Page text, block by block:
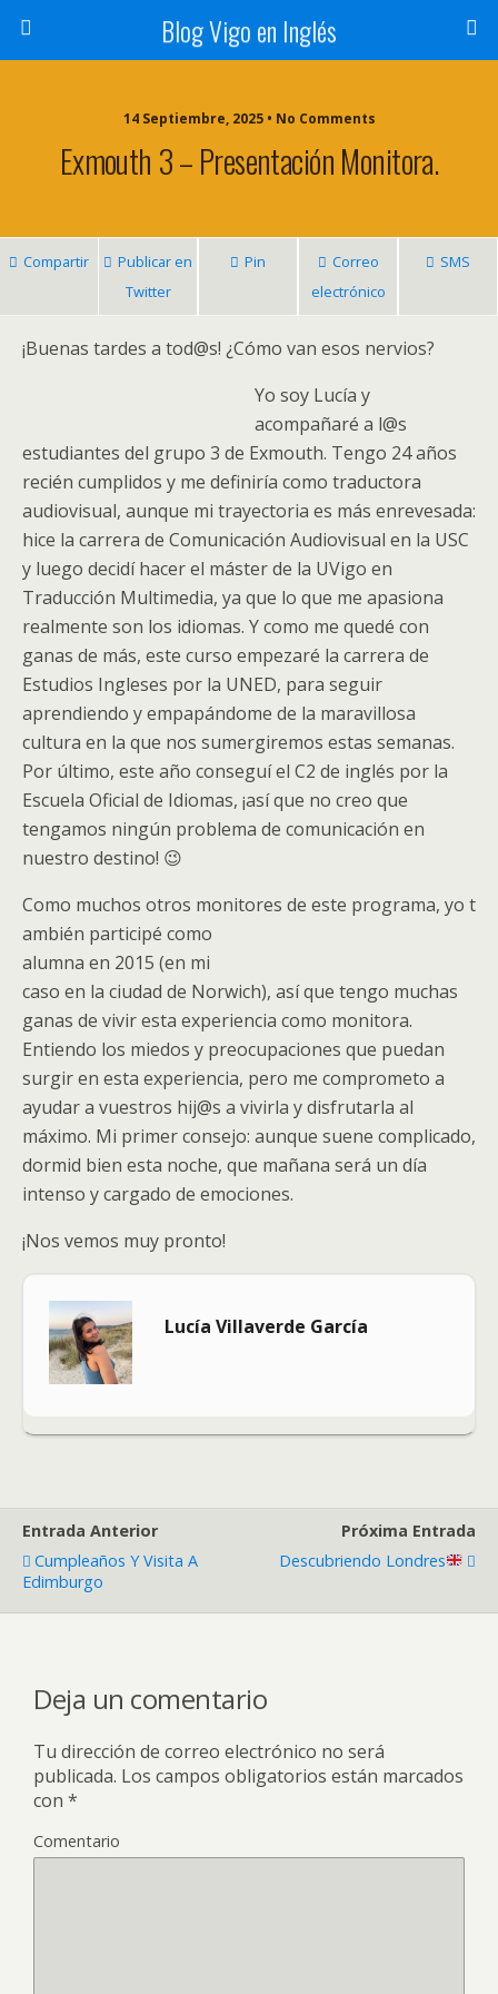
Blog Vigo en Inglés
14 Septiembre, 2025 • No Comments
Exmouth 3 – Presentación Monitora.
Compartir
Publicar en
Twitter
Pin
Correo
electrónico
SMS
¡Buenas tardes a tod@s! ¿Cómo van esos nervios?
Yo soy Lucía y
acompañaré a l@s
estudiantes del grupo 3 de Exmouth. Tengo 24 años
recién cumplidos y me definiría como traductora
audiovisual, aunque mi trayectoria es más enrevesada:
hice la carrera de Comunicación Audiovisual en la USC
y luego decidí hacer el máster de la UVigo en
Traducción Multimedia, ya que lo que me apasiona
realmente son los idiomas. Y como me quedé con
ganas de más, este curso empezaré la carrera de
Estudios Ingleses por la UNED, para seguir
aprendiendo y empapándome de la maravillosa
cultura en la que nos sumergiremos estas semanas.
Por último, este año conseguí el C2 de inglés por la
Escuela Oficial de Idiomas, ¡así que no creo que
tengamos ningún problema de comunicación en
nuestro destino! 😉
Como muchos otros monitores de este programa, yo t
ambién participé como
alumna en 2015 (en mi
caso en la ciudad de Norwich), así que tengo muchas
ganas de vivir esta experiencia como monitora.
Entiendo los miedos y preocupaciones que puedan
surgir en esta experiencia, pero me comprometo a
ayudar a vuestros hij@s a vivirla y disfrutarla al
máximo. Mi primer consejo: aunque suene complicado,
dormid bien esta noche, que mañana será un día
intenso y cargado de emociones.
¡Nos vemos muy pronto!
Lucía Villaverde García
Entrada Anterior
Cumpleaños Y Visita A
Edimburgo
Próxima Entrada
Descubriendo Londres
Deja un comentario
Tu dirección de correo electrónico no será
publicada. Los campos obligatorios están marcados
con *
Comentario